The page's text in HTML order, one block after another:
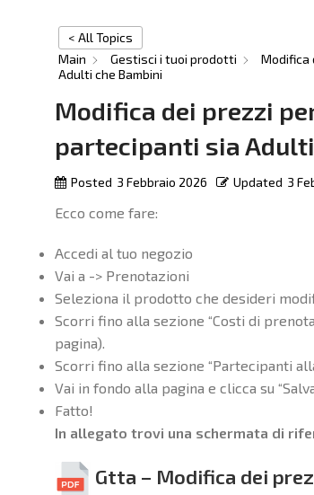
< All Topics
Main
Gestisci i tuoi prodotti
Modifica
Adulti che Bambini
Modifica dei prezzi
partecipanti sia
Posted 3 Febbraio 2026 Updated 3
Ecco come fare:
Accedi al tuo negozio
Vai a -> Prenotazioni
Seleziona il prodotto che desideri
Scorri fino alla sezione “Costi di
pagina).
Scorri fino alla sezione “Partecipanti
Vai in fondo alla pagina e clicca su
Fatto!
In allegato trovi una schermata di
Gtta – Modifica dei